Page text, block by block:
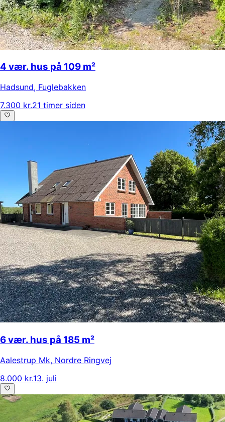
4 vær. hus på 109 m²
Hadsund, Fuglebakken
7.300 kr.21 timer siden
6 vær. hus på 185 m²
Aalestrup Mk, Nordre Ringvej
8.000 kr.13. juli